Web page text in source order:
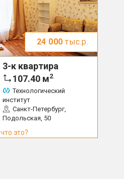
24 000 тыс.р.
3-к квартира
107.40 м2
Технологический
институт
Санкт-Петербург,
Подольская, 50
что это?